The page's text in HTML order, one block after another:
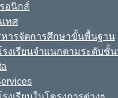
อนิกส์
ทศ
ารจัดการศึกษาขั้นพื้นฐาน
งเรียนจำแนกตามระดับชั้